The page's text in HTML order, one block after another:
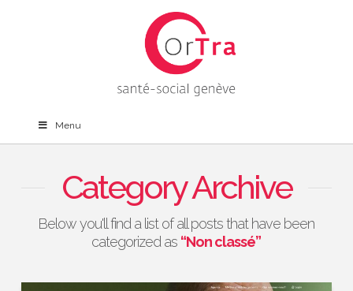
Menu
Category Archive
Below you'll find a list of all posts that have been
categorized as “Non classé”